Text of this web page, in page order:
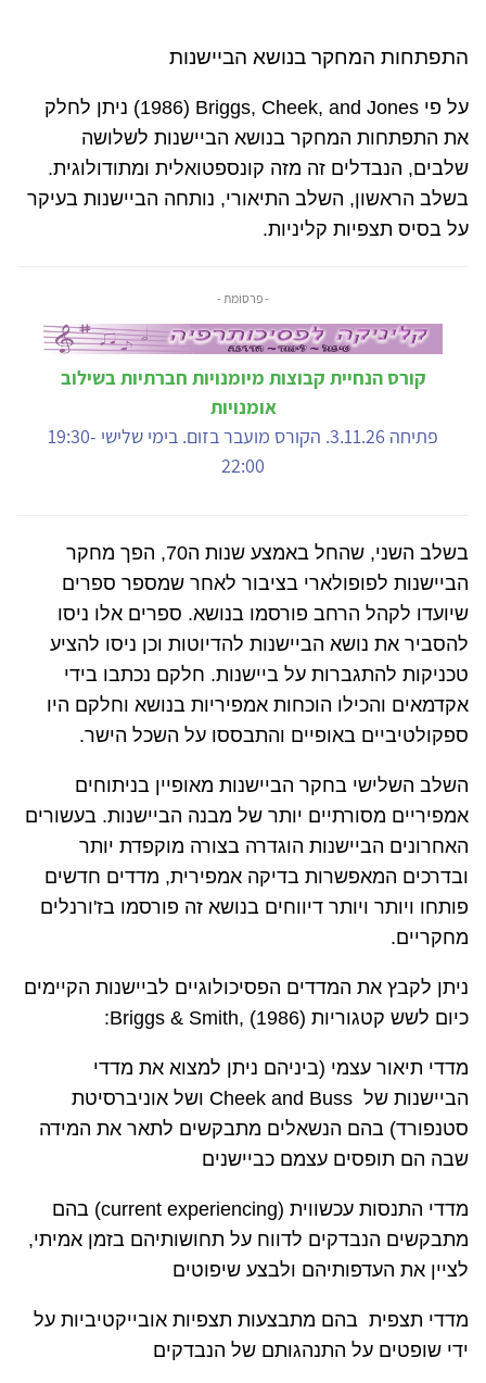
התפתחות המחקר בנושא הביישנות
על פי Briggs, Cheek, and Jones
(
1986) ניתן לחלק
את התפתחות המחקר בנושא הביישנות לשלושה
שלבים, הנבדלים זה מזה קונספטואלית ומתודולוגית.
בשלב הראשון, השלב התיאורי, נותחה הביישנות בעיקר
על בסיס תצפיות קליניות.
- פרסומת -
קורס הנחיית קבוצות מיומנויות חברתיות בשילוב
אומנויות
פתיחה 3.11.26. הקורס מועבר בזום. בימי שלישי 19:30-
22:00
בשלב השני, שהחל באמצע שנות ה70, הפך מחקר
הביישנות לפופולארי בציבור לאחר שמספר ספרים
שיועדו לקהל הרחב פורסמו בנושא. ספרים אלו ניסו
להסביר את נושא הביישנות להדיוטות וכן ניסו להציע
טכניקות להתגברות על ביישנות. חלקם נכתבו בידי
אקדמאים והכילו הוכחות אמפיריות בנושא וחלקם היו
ספקולטיביים באופיים והתבססו על השכל הישר.
השלב השלישי בחקר הביישנות מאופיין בניתוחים
אמפיריים מסורתיים יותר של מבנה הביישנות. בעשורים
האחרונים הביישנות הוגדרה בצורה מוקפדת יותר
ובדרכים המאפשרות בדיקה אמפירית, מדדים חדשים
פותחו ויותר ויותר דיווחים בנושא זה פורסמו בז'ורנלים
מחקריים.
ניתן לקבץ את המדדים הפסיכולוגיים לביישנות הקיימים
כיום לשש קטגוריות (Briggs & Smith, (1986
:
מדדי תיאור עצמי (ביניהם ניתן למצוא את מדדי
הביישנות של Cheek and Buss ושל אוניברסיטת
סטנפורד) בהם הנשאלים מתבקשים לתאר את המידה
שבה הם תופסים עצמם כביישנים
מדדי התנסות עכשווית (current experiencing) בהם
מתבקשים הנבדקים לדווח על תחושותיהם בזמן אמיתי,
לציין את העדפותיהם ולבצע שיפוטים
מדדי תצפית בהם מתבצעות תצפיות אובייקטיביות על
ידי שופטים על התנהגותם של הנבדקים